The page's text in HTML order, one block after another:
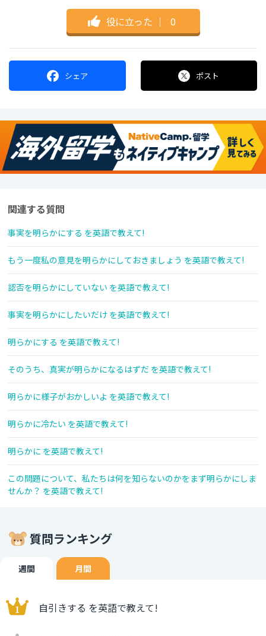
役に立った ｜ 0
シェア ポスト
関連する質問
事実を明らかにする を英語で教えて!
もう一度私の意見を明らかにしておきましょう を英語で教えて!
認否を明らかにしていない を英語で教えて!
事実を明らかにしたいだけ を英語で教えて!
明らかにする を英語で教えて!
そのうち、真実が明らかになるはずだ を英語で教えて!
明らかに様子がおかしいよ を英語で教えて!
明らかに冷たい を英語で教えて!
明らかに を英語で教えて!
この問題について、私たちは何を知らないのかをまず明らかにしま
せんか？ を英語で教えて!
質問ランキング
週間 月間
自引きする を英語で教えて!